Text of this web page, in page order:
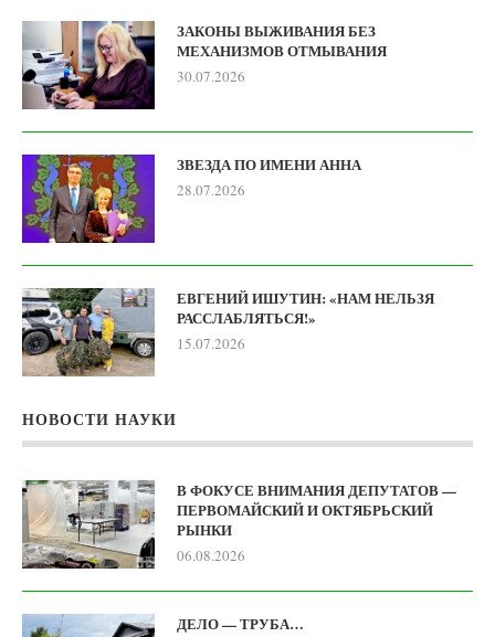
ЗАКОНЫ ВЫЖИВАНИЯ БЕЗ
МЕХАНИЗМОВ ОТМЫВАНИЯ
30.07.2026
ЗВЕЗДА ПО ИМЕНИ АННА
28.07.2026
ЕВГЕНИЙ ИШУТИН: «НАМ НЕЛЬЗЯ
РАССЛАБЛЯТЬСЯ!»
15.07.2026
НОВОСТИ НАУКИ
В ФОКУСЕ ВНИМАНИЯ ДЕПУТАТОВ —
ПЕРВОМАЙСКИЙ И ОКТЯБРЬСКИЙ
РЫНКИ
06.08.2026
ДЕЛО — ТРУБА…